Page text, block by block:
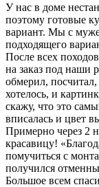
У нас в доме
поэтому готовые
вариант. Мы с
подходящего
После всех
на заказ под наши
обмерил,
хотелось, и
скажу, что это
вписалась и цвет
Примерно через 2
красавицу!
помучиться с
получился
Большое всем